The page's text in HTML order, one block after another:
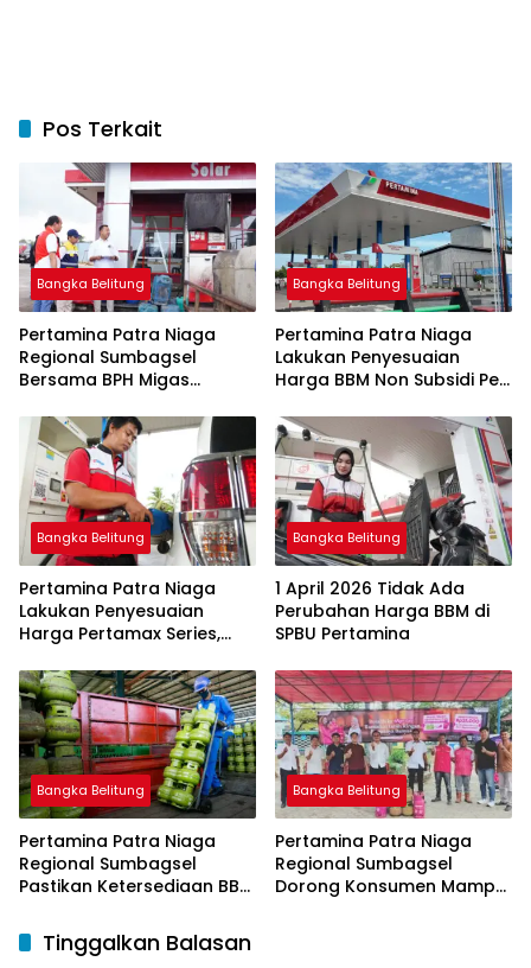
Pos Terkait
Bangka Belitung
Pertamina Patra Niaga
Regional Sumbagsel
Bersama BPH Migas
Penyaluran BBM Subsidi
bagi Nelayan melalui
Aplikasi XSTAR
Bangka Belitung
Pertamina Patra Niaga
Lakukan Penyesuaian
Harga BBM Non Subsidi Per
Bangka Belitung
Pertamina Patra Niaga
Lakukan Penyesuaian
Harga Pertamax Series,
Subsidi Tetap
Bangka Belitung
1 April 2026 Tidak Ada
Perubahan Harga BBM di
SPBU Pertamina
Bangka Belitung
Pertamina Patra Niaga
Regional Sumbagsel
Pastikan Ketersediaan BBM
Ramadan dan Menjelang
Idulfitri
Bangka Belitung
Pertamina Patra Niaga
Regional Sumbagsel
Dorong Konsumen Mampu
Tinggalkan Balasan